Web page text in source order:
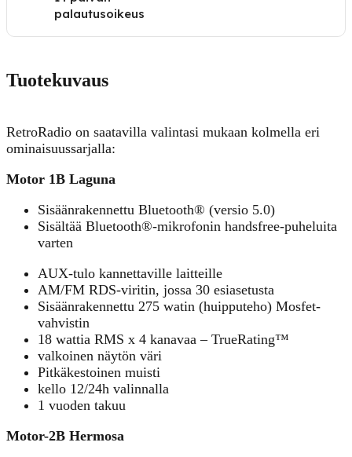
palautusoikeus
Tuotekuvaus
RetroRadio on saatavilla valintasi mukaan kolmella eri
ominaisuussarjalla:
Motor 1B Laguna
Sisäänrakennettu Bluetooth® (versio 5.0)
Sisältää Bluetooth®-mikrofonin handsfree-puheluita
varten
AUX-tulo kannettaville laitteille
AM/FM RDS-viritin, jossa 30 esiasetusta
Sisäänrakennettu 275 watin (huipputeho) Mosfet-
vahvistin
18 wattia RMS x 4 kanavaa – TrueRating™
valkoinen näytön väri
Pitkäkestoinen muisti
kello 12/24h valinnalla
1 vuoden takuu
Motor-2B Hermosa